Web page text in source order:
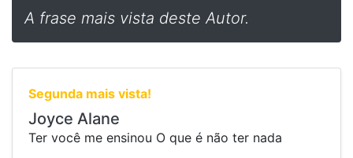
A frase mais vista deste Autor.
Segunda mais vista!
Joyce Alane
⁠Ter você me ensinou O que é não ter nada